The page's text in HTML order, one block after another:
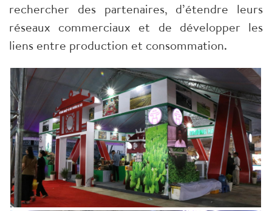
rechercher des partenaires, d’étendre leurs
réseaux commerciaux et de développer les
liens entre production et consommation.